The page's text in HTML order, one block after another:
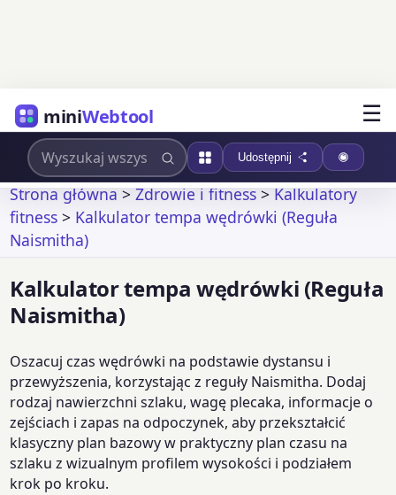
miniWebtool ☰
Udostępnij
Strona główna>Zdrowie i fitness>Kalkulatory
fitness > Kalkulator tempa wędrówki (Reguła
Naismitha)
Kalkulator tempa wędrówki (Reguła
Naismitha)
Oszacuj czas wędrówki na podstawie dystansu i
przewyższenia, korzystając z reguły Naismitha. Dodaj
rodzaj nawierzchni szlaku, wagę plecaka, informacje o
zejściach i zapas na odpoczynek, aby przekształcić
klasyczny plan bazowy w praktyczny plan czasu na
szlaku z wizualnym profilem wysokości i podziałem
krok po kroku.